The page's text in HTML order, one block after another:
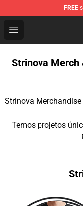
FREE
Open menu
Strinova Shop -
Strinova Merch
Strinova
Temos projetos